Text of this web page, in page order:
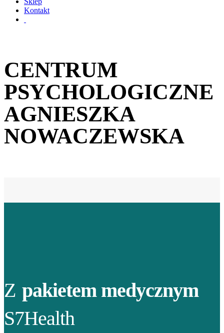
Kontakt
CENTRUM
PSYCHOLOGICZNE
AGNIESZKA
NOWACZEWSKA
Z pakietem medycznym
S7Health